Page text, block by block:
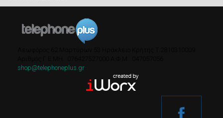
shop@telephoneplus.gr